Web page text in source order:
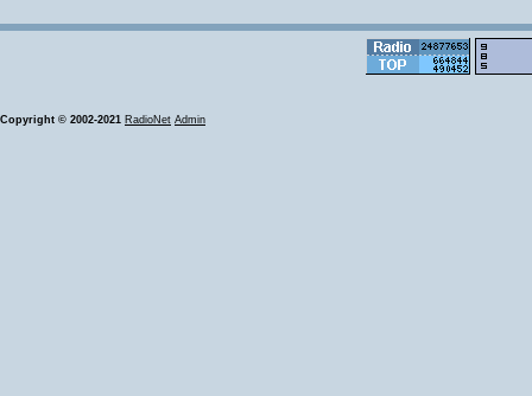
Copyright © 2002-2021 RadioNet Admin